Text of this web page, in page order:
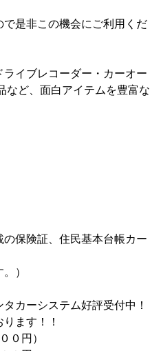
是非この機会にご利用くだ
イブレコーダー・カーオー
など、面白アイテムを豊富な
保険証、住民基本台帳カー
）
カーシステム好評受付中！
ます！！
０円）